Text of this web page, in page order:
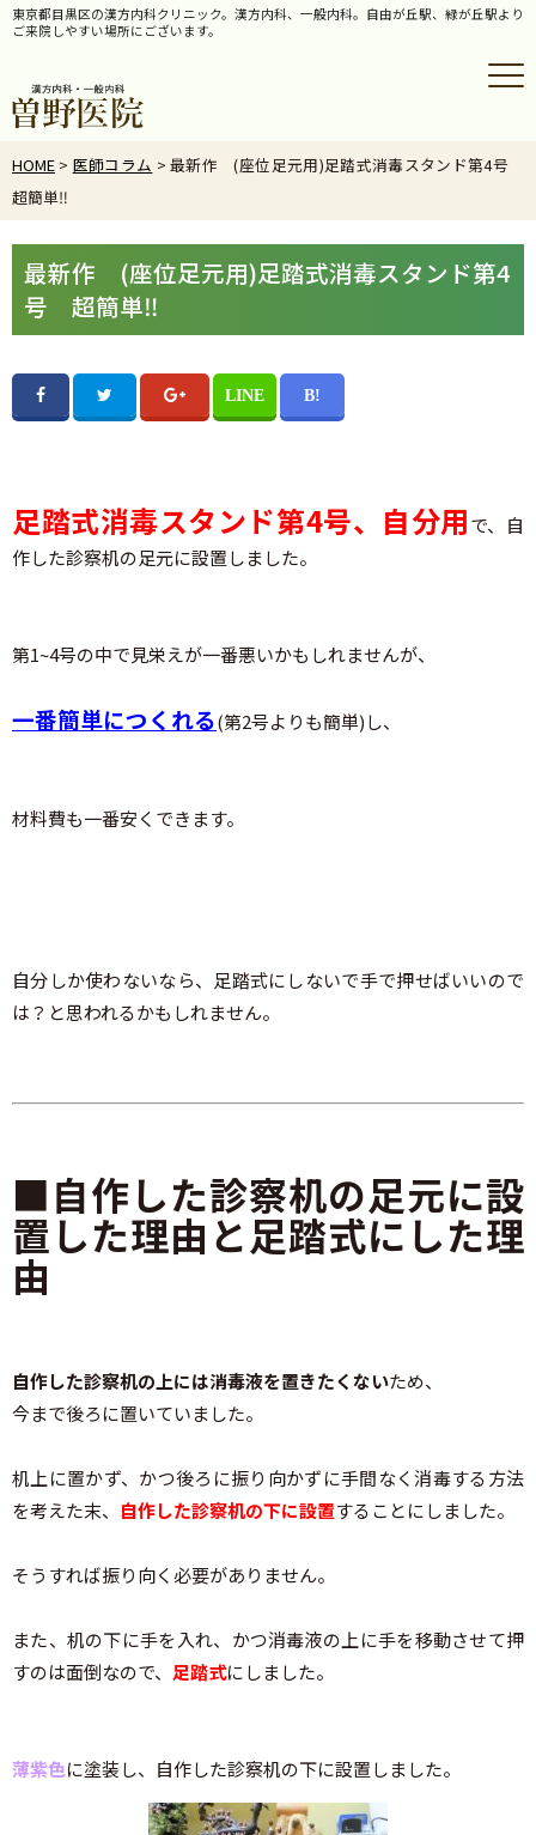
東京都目黒区の漢方内科クリニック。漢方内科、一般内科。自由が丘駅、緑が丘駅より
ご来院しやすい場所にございます。
HOME > 医師コラム > 最新作 (座位足元用)足踏式消毒スタンド第4号
超簡単‼
最新作 (座位足元用)足踏式消毒スタンド第4
号 超簡単‼
足踏式消毒スタンド第4号、自分用で、自
作した診察机の足元に設置しました。
第1~4号の中で見栄えが一番悪いかもしれませんが、
一番簡単につくれる(第2号よりも簡単)し、
材料費も一番安くできます。
自分しか使わないなら、足踏式にしないで手で押せばいいので
は？と思われるかもしれません。
■自作した診察机の足元に設
置した理由と足踏式にした理
由
自作した診察机の上には消毒液を置きたくないため、
今まで後ろに置いていました。
机上に置かず、かつ後ろに振り向かずに手間なく消毒する方法
を考えた末、 自作した診察机の下に設置することにしました。
そうすれば振り向く必要がありません。
また、机の下に手を入れ、かつ消毒液の上に手を移動させて押
すのは面倒なので、 足踏式にしました。
薄紫色に塗装し、自作した診察机の下に設置しました。